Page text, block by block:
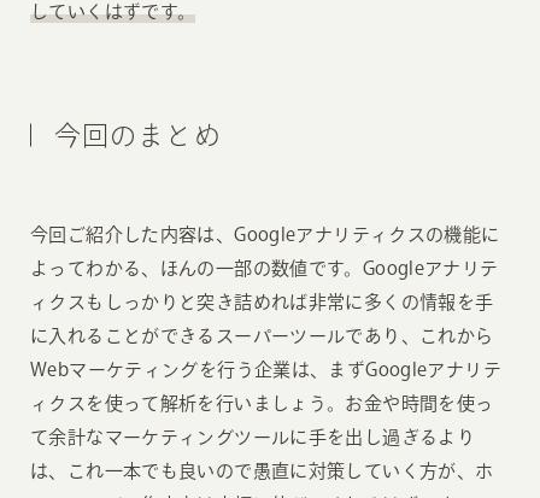
していくはずです。
今回のまとめ
今回ご紹介した内容は、Googleアナリティクスの機能に
よってわかる、ほんの一部の数値です。Googleアナリテ
ィクスもしっかりと突き詰めれば非常に多くの情報を手
に入れることができるスーパーツールであり、これから
Webマーケティングを行う企業は、まずGoogleアナリテ
ィクスを使って解析を行いましょう。お金や時間を使っ
て余計なマーケティングツールに手を出し過ぎるより
は、これ一本でも良いので愚直に対策していく方が、ホ